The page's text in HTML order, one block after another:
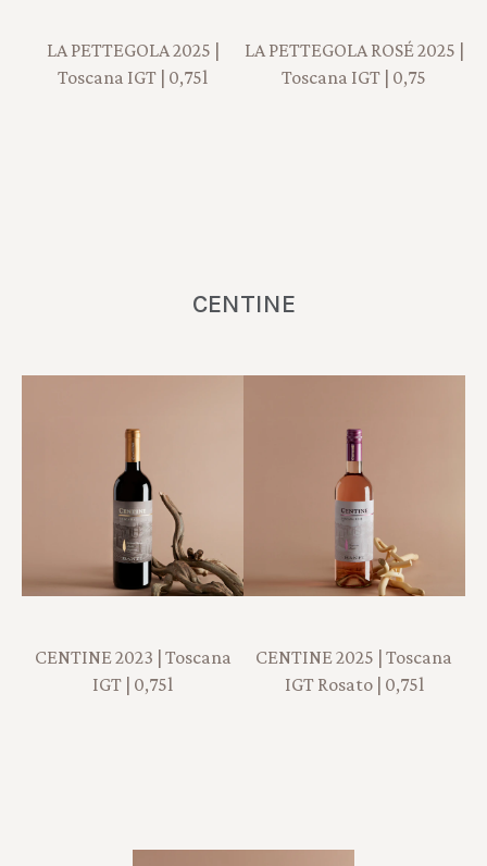
LA PETTEGOLA 2025 |
Toscana IGT | 0,75l
LA PETTEGOLA ROSÉ 2025 |
Toscana IGT | 0,75
CENTINE
CENTINE 2023 | Toscana
IGT | 0,75l
CENTINE 2025 | Toscana
IGT Rosato | 0,75l